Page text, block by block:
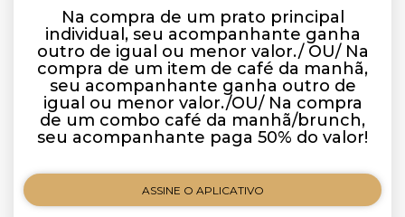
Na compra de um prato principal
individual, seu acompanhante ganha
outro de igual ou menor valor./ OU/ Na
compra de um item de café da manhã,
seu acompanhante ganha outro de
igual ou menor valor./OU/ Na compra
de um combo café da manhã/brunch,
seu acompanhante paga 50% do valor!
ASSINE O APLICATIVO